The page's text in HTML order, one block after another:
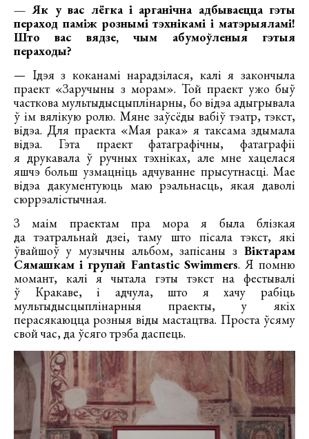
— Як у вас лёгка і арганічна адбываецца гэты
пераход паміж рознымі тэхнікамі і матэрыяламі!
Што вас вядзе, чым абумоўленыя гэтыя
пераходы?
— Ідэя з коканамі нарадзілася, калі я закончыла
праект «Заручыны з морам». Той праект ужо быў
часткова мультыдысцыплінарны, бо відэа адыгрывала
ў ім вялікую ролю. Мяне заўсёды вабіў тэатр, тэкст,
відэа. Для праекта «Мая рака» я таксама здымала
відэа. Гэта праект фатаграфічны, фатаграфіі
я друкавала ў ручных тэхніках, але мне хацелася
яшчэ больш узмацніць адчуванне прысутнасці. Мае
відэа дакументуюць маю рэальнасць, якая даволі
сюррэалістычная.
З маім праектам пра мора я была блізкая
да тэатральнай дзеі, таму што пісала тэкст, які
ўвайшоў у музычны альбом, запісаны з Віктарам
Сямашкам і групай Fantastic Swimmers. Я помню
момант, калі я чытала гэты тэкст на фестывалі
ў Кракаве, і адчула, што я хачу рабіць
мультыдысцыплінарныя праекты, у якіх
перасякаюцца розныя віды мастацтва. Проста ўсяму
свой час, да ўсяго трэба даспець.